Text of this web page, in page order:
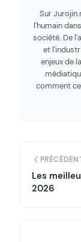
Sur
l'humain
société. De
et
enjeux de
comment
Les
2026